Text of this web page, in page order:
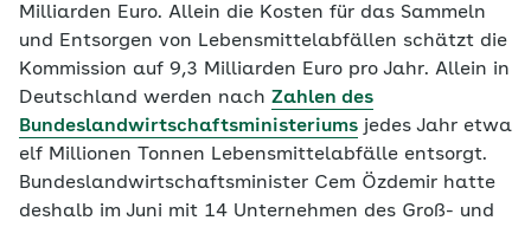
Milliarden Euro. Allein die Kosten für das Sammeln
und Entsorgen von Lebensmittelabfällen schätzt die
Kommission auf 9,3 Milliarden Euro pro Jahr. Allein in
Deutschland werden nach Zahlen des
Bundeslandwirtschaftsministeriums jedes Jahr etwa
elf Millionen Tonnen Lebensmittelabfälle entsorgt.
Bundeslandwirtschaftsminister Cem Özdemir hatte
deshalb im Juni mit 14 Unternehmen des Groß- und